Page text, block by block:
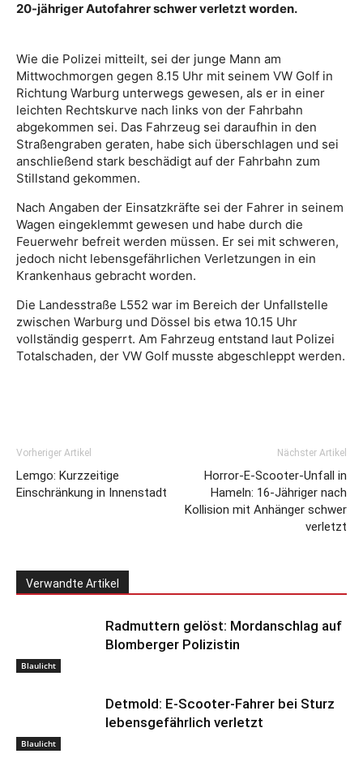
20-jähriger Autofahrer schwer verletzt worden.
Wie die Polizei mitteilt, sei der junge Mann am
Mittwochmorgen gegen 8.15 Uhr mit seinem VW Golf in
Richtung Warburg unterwegs gewesen, als er in einer
leichten Rechtskurve nach links von der Fahrbahn
abgekommen sei. Das Fahrzeug sei daraufhin in den
Straßengraben geraten, habe sich überschlagen und sei
anschließend stark beschädigt auf der Fahrbahn zum
Stillstand gekommen.
Nach Angaben der Einsatzkräfte sei der Fahrer in seinem
Wagen eingeklemmt gewesen und habe durch die
Feuerwehr befreit werden müssen. Er sei mit schweren,
jedoch nicht lebensgefährlichen Verletzungen in ein
Krankenhaus gebracht worden.
Die Landesstraße L552 war im Bereich der Unfallstelle
zwischen Warburg und Dössel bis etwa 10.15 Uhr
vollständig gesperrt. Am Fahrzeug entstand laut Polizei
Totalschaden, der VW Golf musste abgeschleppt werden.
Vorheriger Artikel
Lemgo: Kurzzeitige
Einschränkung in Innenstadt
Nächster Artikel
Horror-E-Scooter-Unfall in
Hameln: 16-Jähriger nach
Kollision mit Anhänger schwer
verletzt
Verwandte Artikel
Blaulicht
Radmuttern gelöst: Mordanschlag auf
Blomberger Polizistin
Blaulicht
Detmold: E-Scooter-Fahrer bei Sturz
lebensgefährlich verletzt